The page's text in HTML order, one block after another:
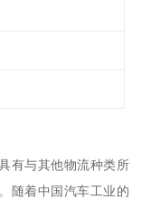
有与其他物流种类所
随着中国汽车工业的